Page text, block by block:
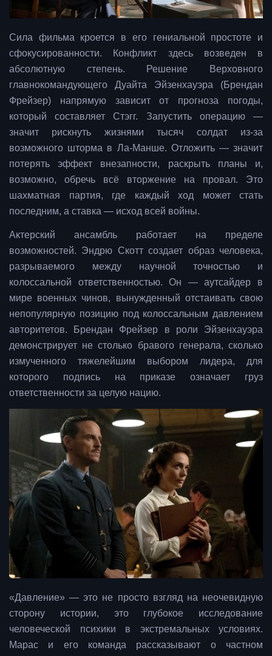
Сила фильма кроется в его гениальной простоте и
сфокусированности. Конфликт здесь возведен в
абсолютную степень. Решение Верховного
главнокомандующего Дуайта Эйзенхауэра (Брендан
Фрейзер) напрямую зависит от прогноза погоды,
который составляет Стэгг. Запустить операцию —
значит рискнуть жизнями тысяч солдат из-за
возможного шторма в Ла-Манше. Отложить — значит
потерять эффект внезапности, раскрыть планы и,
возможно, обречь всё вторжение на провал. Это
шахматная партия, где каждый ход может стать
последним, а ставка — исход всей войны.
Актерский ансамбль работает на пределе
возможностей. Эндрю Скотт создает образ человека,
разрываемого между научной точностью и
колоссальной ответственностью. Он — аутсайдер в
мире военных чинов, вынужденный отстаивать свою
непопулярную позицию под колоссальным давлением
авторитетов. Брендан Фрейзер в роли Эйзенхауэра
демонстрирует не столько бравого генерала, сколько
измученного тяжелейшим выбором лидера, для
которого подпись на приказе означает груз
ответственности за целую нацию.
«Давление» — это не просто взгляд на неочевидную
сторону истории, это глубокое исследование
человеческой психики в экстремальных условиях.
Марас и его команда рассказывают о частном